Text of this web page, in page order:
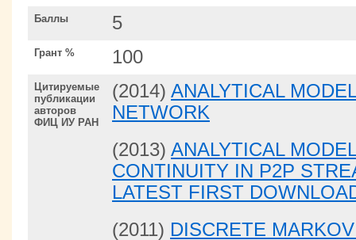
Баллы 5
Грант % 100
Цитируемые
публикации
авторов
ФИЦ ИУ РАН
(2014) ANALYTICAL
NETWORK
(2013) ANALYTICAL
CONTINUITY IN P2P
LATEST FIRST
(2011) DISCRETE